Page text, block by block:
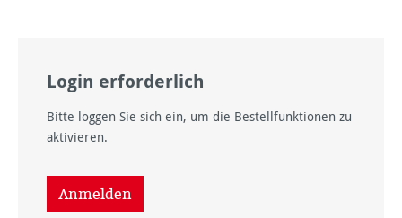
Login erforderlich
Bitte loggen Sie sich ein, um die Bestellfunktionen zu
aktivieren.
Anmelden